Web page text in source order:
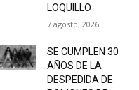
LOQUILLO
7 agosto, 2026
SE CUMPLEN 30
AÑOS DE LA
DESPEDIDA DE